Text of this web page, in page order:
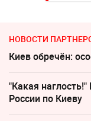
НОВОСТИ
Киев обречён:
"Какая
России по Киеву